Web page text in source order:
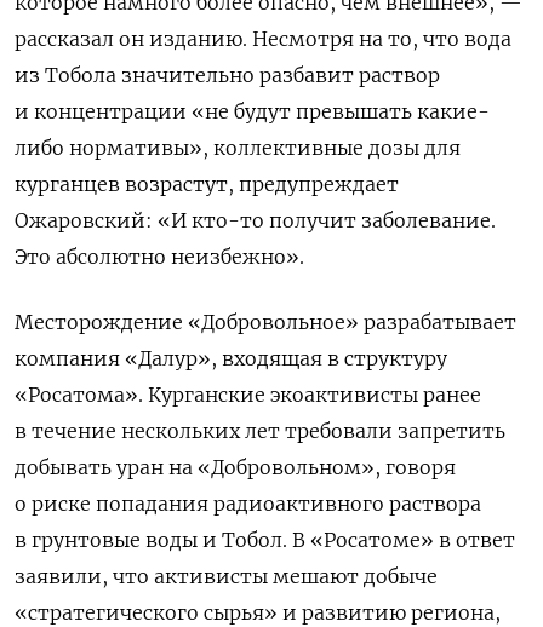
рассказал он изданию. Несмотря на то, что вода
из Тобола значительно разбавит раствор
и концентрации «не будут превышать какие-
либо нормативы», коллективные дозы для
курганцев возрастут, предупреждает
Ожаровский: «И кто-то получит заболевание.
Это абсолютно неизбежно».
Месторождение «Добровольное» разрабатывает
компания «Далур», входящая в структуру
«Росатома». Курганские экоактивисты ранее
в течение нескольких лет требовали запретить
добывать уран на «Добровольном», говоря
о риске попадания радиоактивного раствора
в грунтовые воды и Тобол. В «Росатоме» в ответ
заявили, что активисты мешают добыче
«стратегического сырья» и развитию региона,